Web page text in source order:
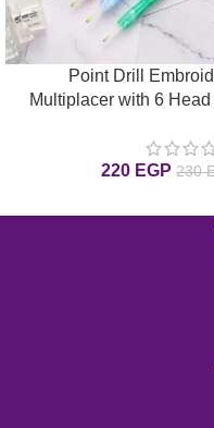
Point Drill
Multiplacer with 6 Head
ملون مع 6 رؤس
230
220 EGP